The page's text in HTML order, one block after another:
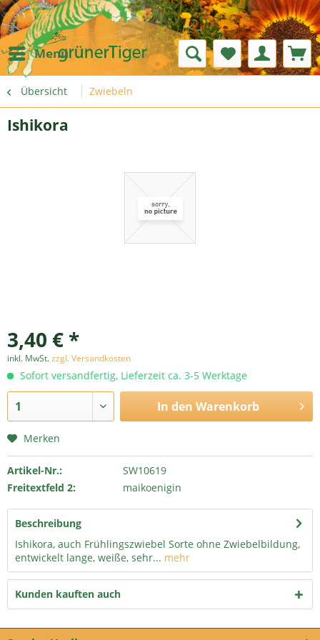
Menü
Übersicht Zwiebeln
Ishikora
3,40 € *
inkl. MwSt.zzgl. Versandkosten
Sofort versandfertig, Lieferzeit ca. 3-5 Werktage
In den Warenkorb
Merken
Artikel-Nr.:
SW10619
Freitextfeld 2:
maikoenigin
Beschreibung
Ishikora, auch Frühlingszwiebel Sorte ohne Zwiebelbildung,
entwickelt lange, weiße, sehr... mehr
Kunden kauften auch